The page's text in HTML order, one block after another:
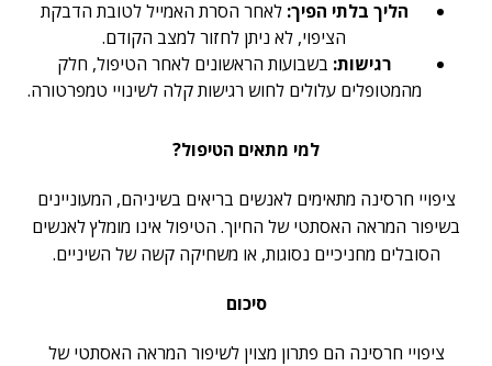
הליך בלתי הפיך: לאחר הסרת האמייל לטובת הדבקת
הציפוי, לא ניתן לחזור למצב הקודם.
רגישות: בשבועות הראשונים לאחר הטיפול, חלק
מהמטופלים עלולים לחוש רגישות קלה לשינויי טמפרטורה.
למי מתאים הטיפול?
ציפויי חרסינה מתאימים לאנשים בריאים בשיניהם, המעוניינים
בשיפור המראה האסתטי של החיוך. הטיפול אינו מומלץ לאנשים
הסובלים מחניכיים נסוגות, או משחיקה קשה של השיניים.
סיכום
ציפויי חרסינה הם פתרון מצוין לשיפור המראה האסתטי של